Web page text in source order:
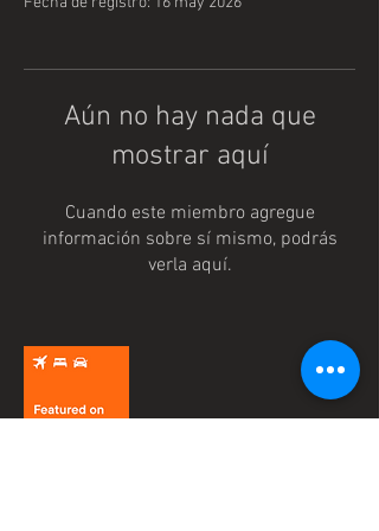
Aún no hay nada que
mostrar aquí
Cuando este miembro agregue
información sobre sí mismo, podrás
verla aquí.